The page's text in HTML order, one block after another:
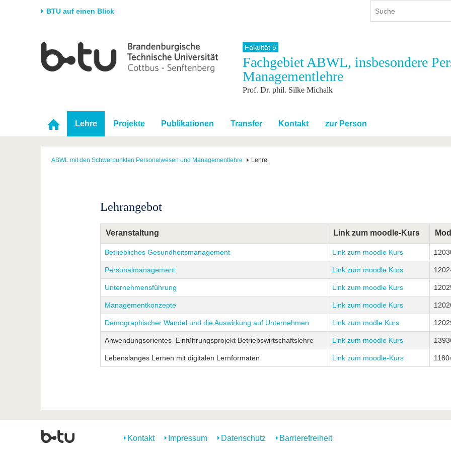
BTU auf einen Blick
Universität
Partnerschaften &
Strukturwandel
Forschung
Wissenschaftlicher
Studium
Studienangebot
Vor dem Studium
Nach dem Studium
International
Internationales Profil
Aus dem Ausland an die BTU
Für internationale
Kontakt
Weiterbildung
Fakultät 5
Fachgebiet ABWL, insbesondere
Managementlehre
Prof. Dr. phil. Silke Michalk
Lehre Projekte Publikationen Transfer Kontakt zur Person
ABWL mit den Schwerpunkten Personalwesen und Managementlehre Lehre
Lehrangebot
Veranstaltung Link zum moodle-Kurs
Betriebliches Gesundheitsmanagement Link zum moodle Kurs
Personalmanagement Link zum moodle Kurs
Unternehmensführung Link zum moodle Kurs
Managementkonzepte Link zum moodle Kurs
Demographischer Wandel und die Auswirkung auf Unternehmen Link zum modle Kurs
Anwendungsorientes Einführungsprojekt Betriebswirtschaftslehre Link zum moodle Kurs
Lebenslanges Lernen mit digitalen Lernformaten Link zum moodle-Kurs
Kontakt Impressum Datenschutz Barrierefreiheit